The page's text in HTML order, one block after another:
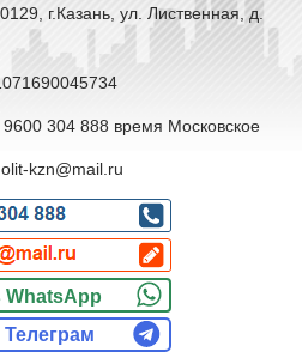
г.Казань, ул. Лиственная, д.
304 888 время Московское
kzn@mail.ru
WhatsApp